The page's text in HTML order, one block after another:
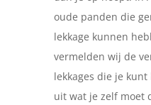
oude panden die
lekkage kunnen
vermelden wij de
lekkages die je
uit wat je zelf moet